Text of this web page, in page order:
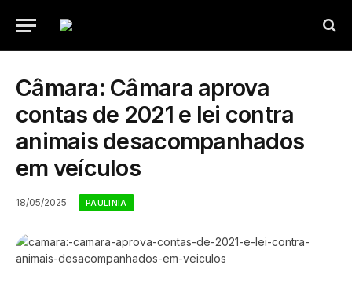
Câmara: Câmara aprova
contas de 2021 e lei contra
animais desacompanhados
em veículos
18/05/2025 PAULINIA